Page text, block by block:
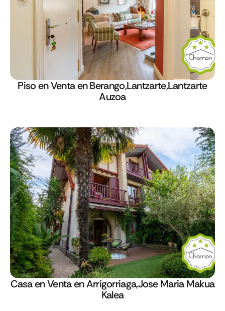
Piso en Venta en Berango,Lantzarte,Lantzarte
Auzoa
Casa en Venta en Arrigorriaga,Jose Maria Makua
Kalea